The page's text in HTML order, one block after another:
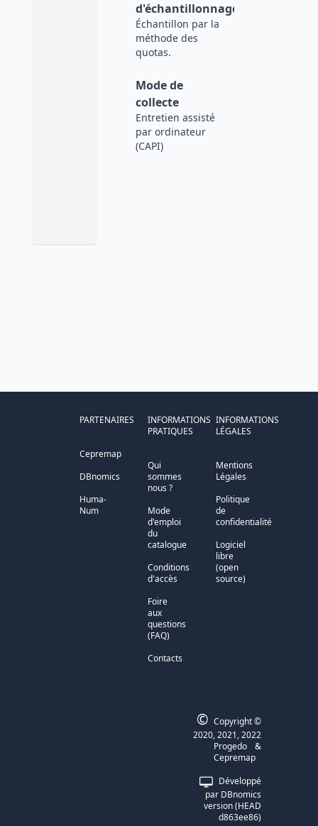
d'échantillonnage
Échantillon par la
méthode des
quotas.
Mode de
collecte
Entretien assisté
par ordinateur
(CAPI)
PARTENAIRES
Cepremap
DBnomics
Huma-
Num
INFORMATIONS
PRATIQUES
Qui
sommes
nous ?
Mode
d'emploi
du
catalogue
Conditions
d'accès
Foire
aux
questions
(FAQ)
Contacts
INFORMATIONS
LÉGALES
Mentions
Légales
Politique
de
confidentialité
Logiciel
libre
(open
source)
Développé
par DBnomics
version(HEAD
d863ee86)
© Copyright ©
2020, 2021, 2022
Progedo
&
Cepremap